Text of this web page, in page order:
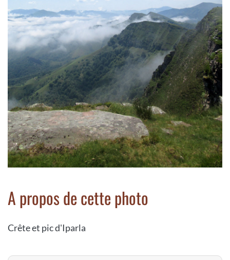
A propos de cette photo
Crête et pic d'Iparla